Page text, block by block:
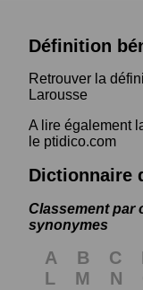
Définition
Retrouver la
Larousse
A lire également
le ptidico.com
Dictionnaire
Classement par
synonymes
A B C
L
M N